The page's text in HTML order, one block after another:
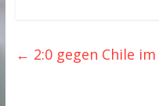
← 2:0 gegen Chile